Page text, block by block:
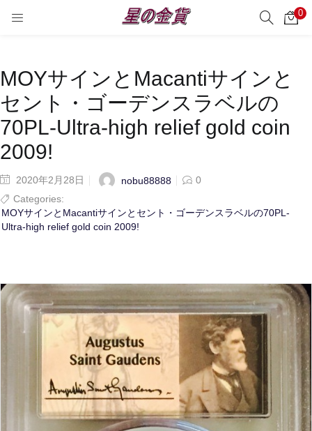
0
サーチ
MOYサインとMacantiサインと
セント・ゴーデンスラベルの
70PL-Ultra-high relief gold coin
2009!
2020年2月28日 nobu88888
0
Categories:
MOYサインとMacantiサインとセント・ゴーデンスラベルの70PL-
Ultra-high relief gold coin 2009!
Enter your username and password to login.
Lost password?